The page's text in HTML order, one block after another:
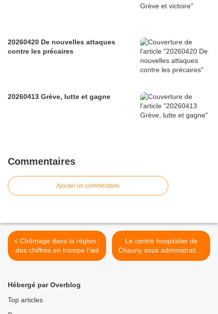
20260420 De nouvelles attaques
contre les précaires
20260413 Grève, lutte et gagne
Commentaires
Ajouter un commentaire
< Chômage dans la région :
des chiffres en trompe l’œil
Le centre hospitalier de
Chauny sous administration
provisoire >
Hébergé par Overblog
Top articles